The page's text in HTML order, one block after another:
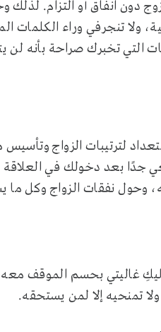
دون انفاق أو التزام.
ولا تنجرفي وراء الكلمات
التي تخبرك صراحة بأنه لن
لترتيبات الزواج
جدًا بعد دخولك في
نفقات الزواج وكل ما
عليكِ غاليتي بحسم الموقف
تمنحيه إلا لمن يستحقه.